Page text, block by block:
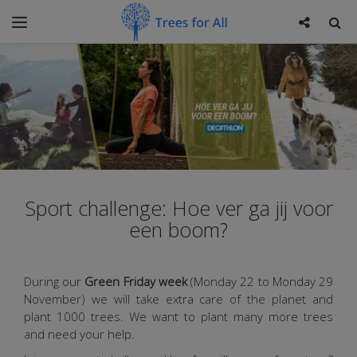
Sport challenge: Hoe ver ga jij voor
een boom?
During our Green Friday week(Monday 22 to Monday 29
November) we will take extra care of the planet and
plant 1000 trees. We want to plant many more trees
and need your help.